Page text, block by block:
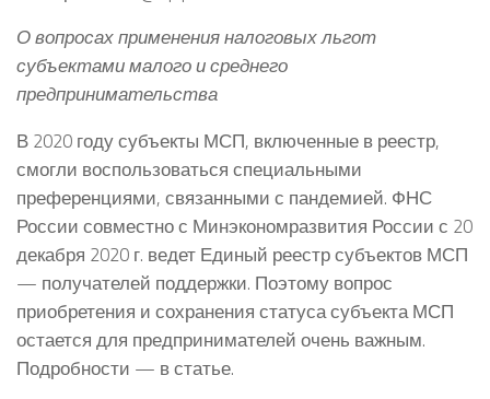
О вопросах применения налоговых льгот
субъектами малого и среднего
предпринимательства
В 2020 году субъекты МСП, включенные в реестр,
смогли воспользоваться специальными
преференциями, связанными с пандемией. ФНС
России совместно с Минэкономразвития России с 20
декабря 2020 г. ведет Единый реестр субъектов МСП
— получателей поддержки. Поэтому вопрос
приобретения и сохранения статуса субъекта МСП
остается для предпринимателей очень важным.
Подробности — в статье.